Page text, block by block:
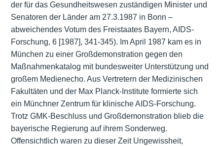
der für das Gesundheitswesen zuständigen Minister und
Senatoren der Länder am 27.3.1987 in Bonn –
abweichendes Votum des Freistaates Bayern, AIDS-
Forschung, 6 [1987], 341-345). Im April 1987 kam es in
München zu einer Großdemonstration gegen den
Maßnahmenkatalog mit bundesweiter Unterstützung und
großem Medienecho. Aus Vertretern der Medizinischen
Fakultäten und der Max Planck-Institute formierte sich
ein Münchner Zentrum für klinische AIDS-Forschung.
Trotz GMK-Beschluss und Großdemonstration blieb die
bayerische Regierung auf ihrem Sonderweg.
Offensichtlich waren zu dieser Zeit Ungewissheit,